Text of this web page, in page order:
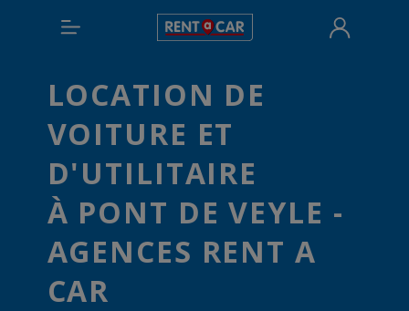
LOCATION DE
VOITURE ET
D'UTILITAIRE
À PONT DE VEYLE -
AGENCES RENT A
CAR